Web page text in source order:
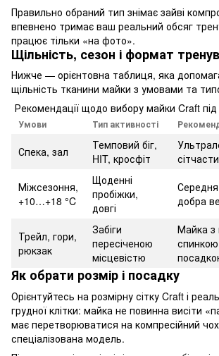
Правильно обраний тип знімає зайві
впевнено тримає ваш реальний обсяг
працює тільки «на фото».
Щільність, сезон і формат
Нижче — орієнтовна таблиця, яка
щільність тканини майки з умовами та
Рекомендації щодо вибору майки Craft
Умови Тип активності
Спека, зал
Темповий біг,
HIT, кросфіт
Міжсезоння,
+10…+18 °C
Щоденні
пробіжки,
довгі
Середня
добра
Трейл, гори,
рюкзак
Забіги
пересіченою
місцевістю
Майка з
Як обрати розмір і посадку
Орієнтуйтесь на розмірну сітку Craft і
грудної клітки: майка не повинна висіти
має перетворюватися на компресійний
спеціалізована модель.